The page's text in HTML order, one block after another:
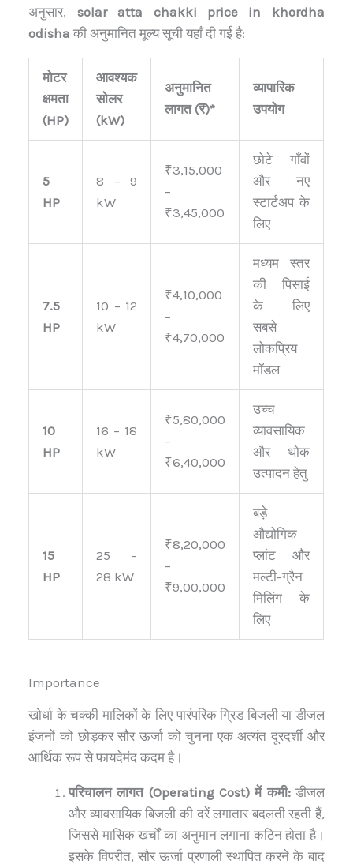
अनुसार, solar atta chakki price in khordha
odisha की अनुमानित मूल्य सूची यहाँ दी गई है:
मोटर
क्षमता
(HP)
आवश्यक
सोलर
(kW)
अनुमानित
लागत (₹)*
व्यापारिक
उपयोग
5
HP
8 – 9
kW
₹3,15,000
–
₹3,45,000
छोटे गाँवों
और नए
स्टार्टअप के
लिए
7.5
HP
10 – 12
kW
₹4,10,000
–
₹4,70,000
मध्यम स्तर
की पिसाई
के लिए
सबसे
लोकप्रिय
मॉडल
10
HP
16 – 18
kW
₹5,80,000
–
₹6,40,000
उच्च
व्यावसायिक
और थोक
उत्पादन हेतु
15
HP
25 –
28 kW
₹8,20,000
–
₹9,00,000
बड़े
औद्योगिक
प्लांट और
मल्टी-ग्रैन
मिलिंग के
लिए
Importance
खोर्धा के चक्की मालिकों के लिए पारंपरिक ग्रिड बिजली या डीजल
इंजनों को छोड़कर सौर ऊर्जा को चुनना एक अत्यंत दूरदर्शी और
आर्थिक रूप से फायदेमंद कदम है।
परिचालन लागत (Operating Cost) में कमी:डीजल
और व्यावसायिक बिजली की दरें लगातार बदलती रहती हैं,
जिससे मासिक खर्चों का अनुमान लगाना कठिन होता है।
इसके विपरीत, सौर ऊर्जा प्रणाली स्थापित करने के बाद